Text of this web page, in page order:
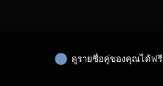
ดูรายชื่อคู่ของคุณได้ฟรี